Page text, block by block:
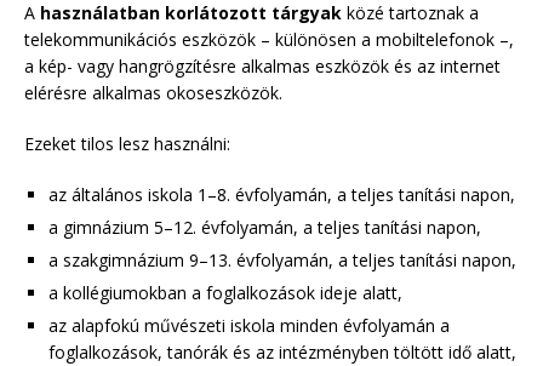
A használatban korlátozott tárgyak közé tartoznak a
telekommunikációs eszközök – különösen a mobiltelefonok –,
a kép- vagy hangrögzítésre alkalmas eszközök és az internet
elérésre alkalmas okoseszközök.
Ezeket tilos lesz használni:
az általános iskola 1–8. évfolyamán, a teljes tanítási napon,
a gimnázium 5–12. évfolyamán, a teljes tanítási napon,
a szakgimnázium 9–13. évfolyamán, a teljes tanítási napon,
a kollégiumokban a foglalkozások ideje alatt,
az alapfokú művészeti iskola minden évfolyamán a
foglalkozások, tanórák és az intézményben töltött idő alatt,